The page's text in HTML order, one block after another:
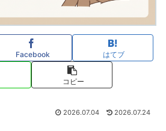
Facebook はてブ
コピー
2026.07.04 2026.07.24